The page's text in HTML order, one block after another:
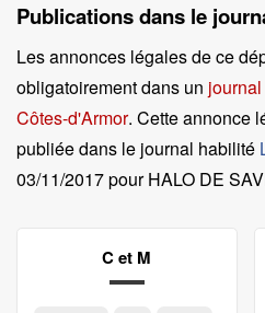
Publications dans le
Les annonces légales de ce
obligatoirement dans un
Côtes-d'Armor. Cette annonce
publiée dans le journal habilité
03/11/2017 pour HALO DE
C et M